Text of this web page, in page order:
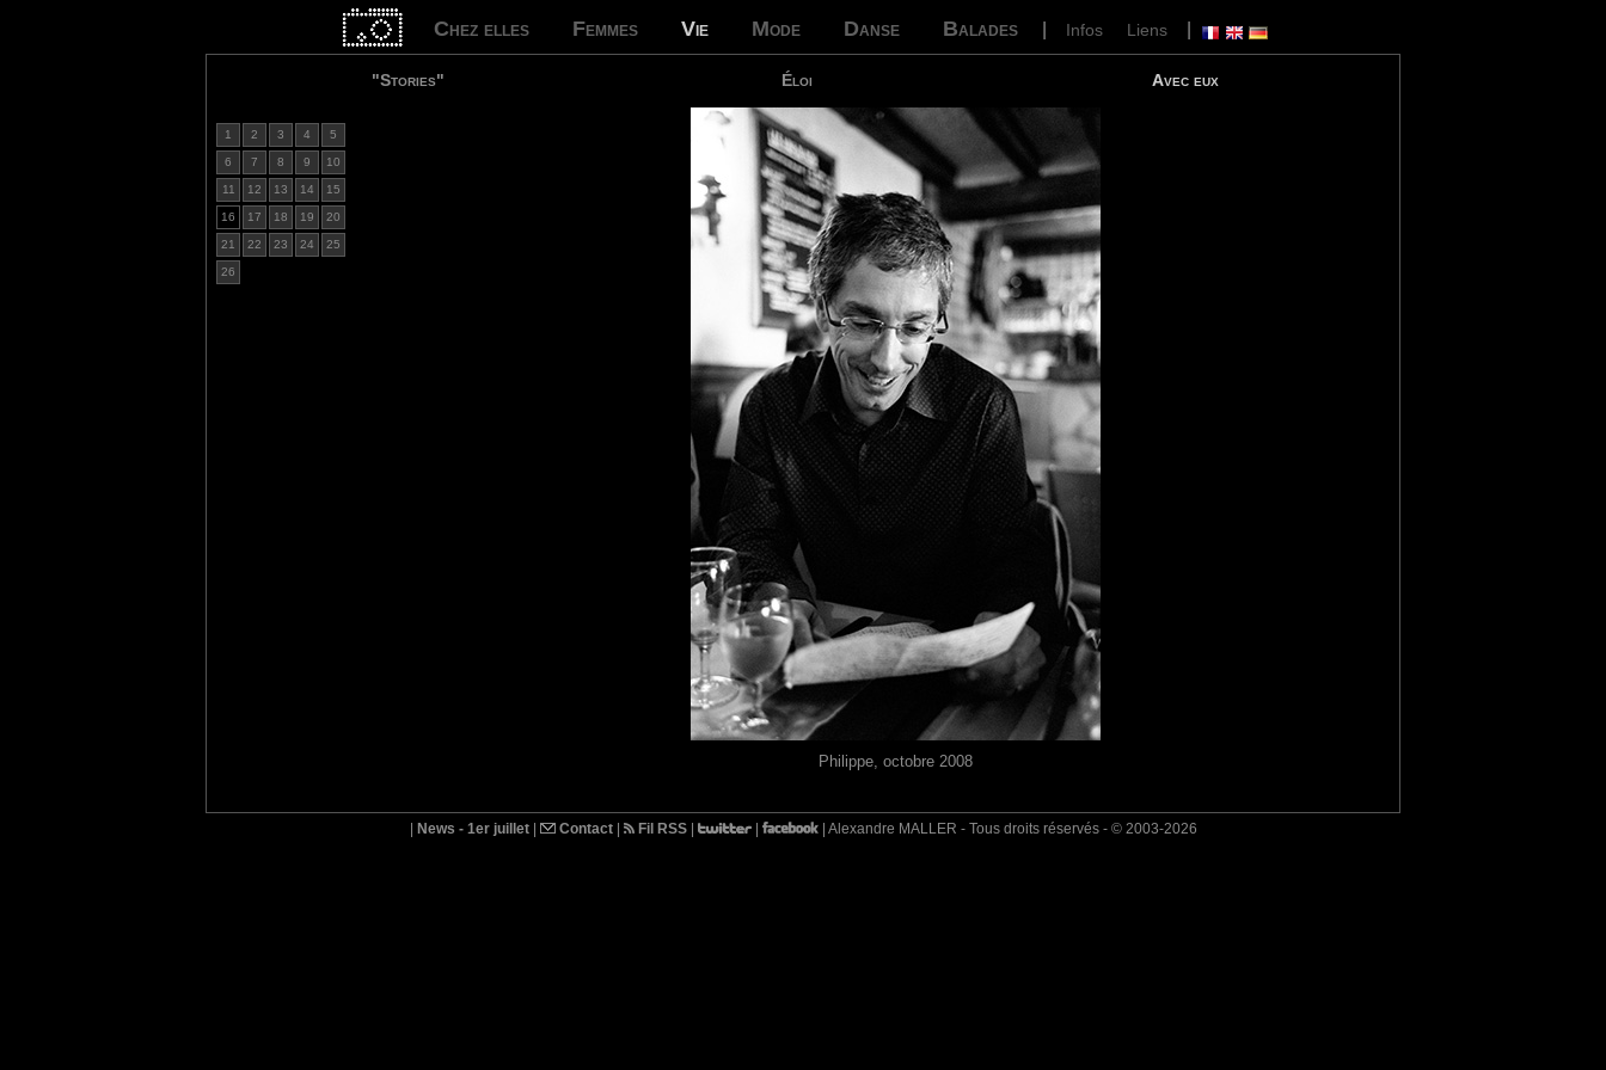
Chez elles Femmes Vie Mode Danse Balades Infos Liens
"Stories" Éloi Avec eux
1 2 3 4 5
6 7 8 9 10
11 12 13 14 15
16 17 18 19 20
21 22 23 24 25
26
Philippe, octobre 2008
News - 1er juillet| Contact| Fil RSS| | | Alexandre MALLER - Tous droits réservés - © 2003-2026